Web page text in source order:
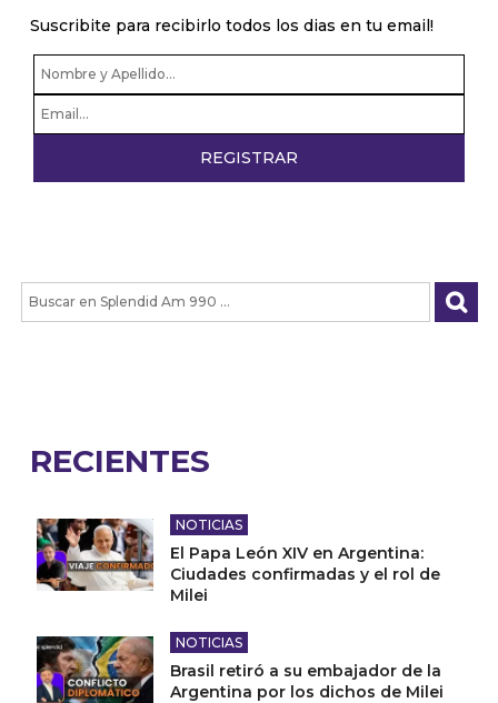
Suscribite para recibirlo todos los dias en tu email!
RECIENTES
NOTICIAS
El Papa León XIV en Argentina:
Ciudades confirmadas y el rol de
Milei
NOTICIAS
Brasil retiró a su embajador de la
Argentina por los dichos de Milei